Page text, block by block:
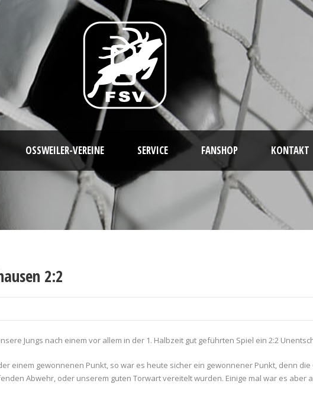
OSSWEILER-VEREINE SERVICE FANSHOP KONTAKT
2:2
Jungs nach einem vor allem in der 1. Halbzeit gut geführten Spiel ein 2:2
einem gewonnenen Punkt, so war es heute sicher ein gewonnener Punkt, denn
Abwehr, oder unserem guten Torwart vereitelt wurden. Einige mal war es aber